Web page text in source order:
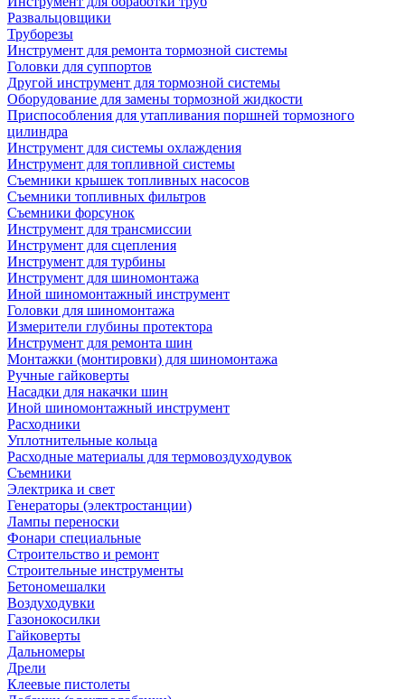
Развальцовщики
Труборезы
Инструмент для ремонта тормозной системы
Головки для суппортов
Другой инструмент для тормозной системы
Оборудование для замены тормозной жидкости
Приспособления для утапливания поршней тормозного
цилиндра
Инструмент для системы охлаждения
Инструмент для топливной системы
Съемники крышек топливных насосов
Съемники топливных фильтров
Съемники форсунок
Инструмент для трансмиссии
Инструмент для сцепления
Инструмент для турбины
Инструмент для шиномонтажа
Иной шиномонтажный инструмент
Головки для шиномонтажа
Измерители глубины протектора
Инструмент для ремонта шин
Монтажки (монтировки) для шиномонтажа
Ручные гайковерты
Насадки для накачки шин
Иной шиномонтажный инструмент
Расходники
Уплотнительные кольца
Расходные материалы для термовоздуходувок
Съемники
Электрика и свет
Генераторы (электростанции)
Лампы переноски
Фонари специальные
Строительство и ремонт
Строительные инструменты
Бетономешалки
Воздуходувки
Газонокосилки
Гайковерты
Дальномеры
Дрели
Клеевые пистолеты